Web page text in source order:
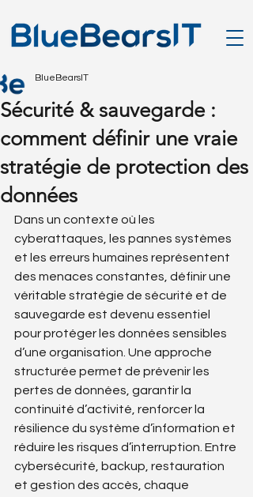
Sécurité & sauvegarde :
comment définir une vraie
stratégie de protection des
données
BlueBearsIT
Dans un contexte où les
cyberattaques, les pannes systèmes
et les erreurs humaines représentent
des menaces constantes, définir une
véritable stratégie de sécurité et de
sauvegarde est devenu essentiel
pour protéger les données sensibles
d’une organisation. Une approche
structurée permet de prévenir les
pertes de données, garantir la
continuité d’activité, renforcer la
résilience du système d’information et
réduire les risques d’interruption. Entre
cybersécurité, backup, restauration
et gestion des accès, chaque